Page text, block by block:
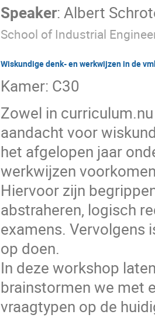
Speaker: Albert
School of Industrial
Wiskundige denk- en werkwijzen in de
Kamer: C30
Zowel in
aandacht voor
het afgelopen jaar
werkwijzen
Hiervoor zijn
abstraheren, logisch
examens. Vervolgens
op doen.
In deze workshop
brainstormen we met
vraagtypen op de